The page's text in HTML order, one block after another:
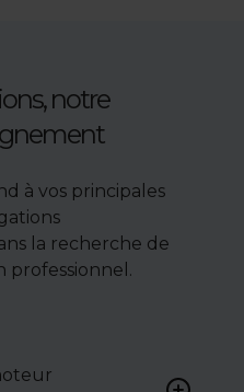
notre
à vos principales
la recherche de